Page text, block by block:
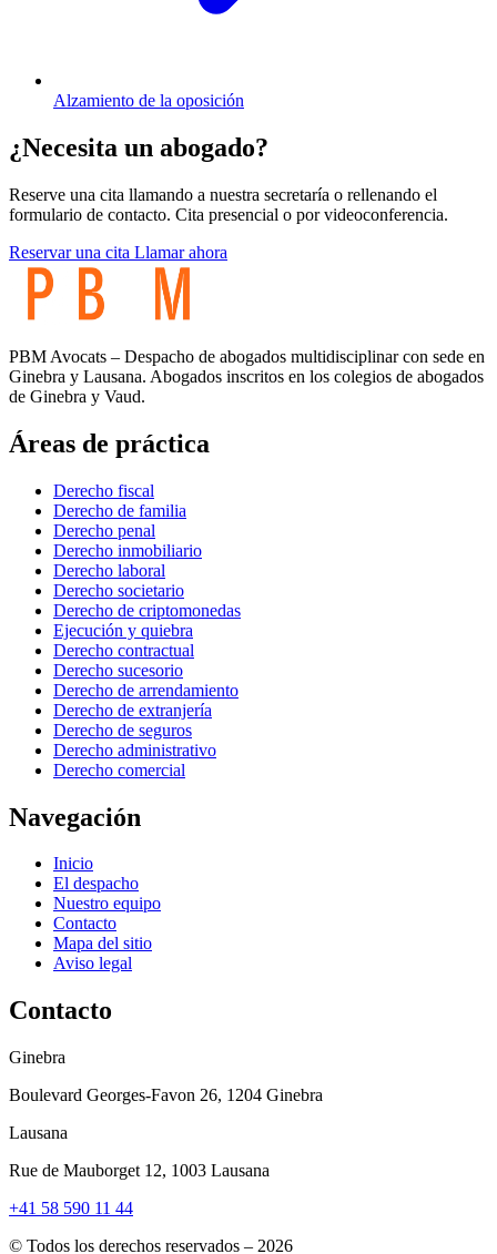
Alzamiento de la oposición
¿Necesita un abogado?
Reserve una cita llamando a nuestra secretaría o rellenando el
formulario de contacto. Cita presencial o por videoconferencia.
Reservar una cita Llamar ahora
PBM Avocats – Despacho de abogados multidisciplinar con sede en
Ginebra y Lausana. Abogados inscritos en los colegios de abogados
de Ginebra y Vaud.
Áreas de práctica
Derecho fiscal
Derecho de familia
Derecho penal
Derecho inmobiliario
Derecho laboral
Derecho societario
Derecho de criptomonedas
Ejecución y quiebra
Derecho contractual
Derecho sucesorio
Derecho de arrendamiento
Derecho de extranjería
Derecho de seguros
Derecho administrativo
Derecho comercial
Navegación
Inicio
El despacho
Nuestro equipo
Contacto
Mapa del sitio
Aviso legal
Contacto
Ginebra
Boulevard Georges-Favon 26, 1204 Ginebra
Lausana
Rue de Mauborget 12, 1003 Lausana
+41 58 590 11 44
© Todos los derechos reservados – 2026